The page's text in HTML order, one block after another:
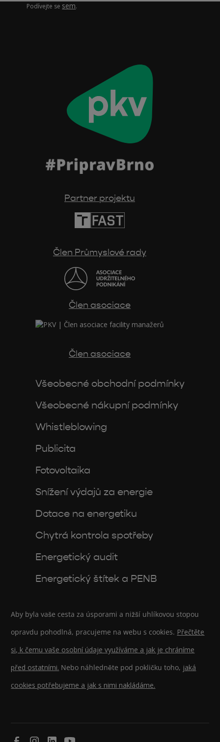
Podívejte se sem.
Partner projektu
Člen Průmyslové rady
Člen asociace
Člen asociace
Všeobecné obchodní podmínky
Všeobecné nákupní podmínky
Whistleblowing
Publicita
Fotovoltaika
Snížení výdajů za energie
Dotace na energetiku
Chytrá kontrola spotřeby
Energetický audit
Energetický štítek a PENB
Aby byla vaše cesta za úsporami a nižší uhlíkovou stopou
opravdu pohodlná, pracujeme na webu s cookies. Přečtěte
si, k čemu vaše osobní údaje využíváme a jak je chráníme
před ostatními. Nebo náhledněte pod pokličku toho, jaká
cookies potřebujeme a jak s nimi nakládáme.